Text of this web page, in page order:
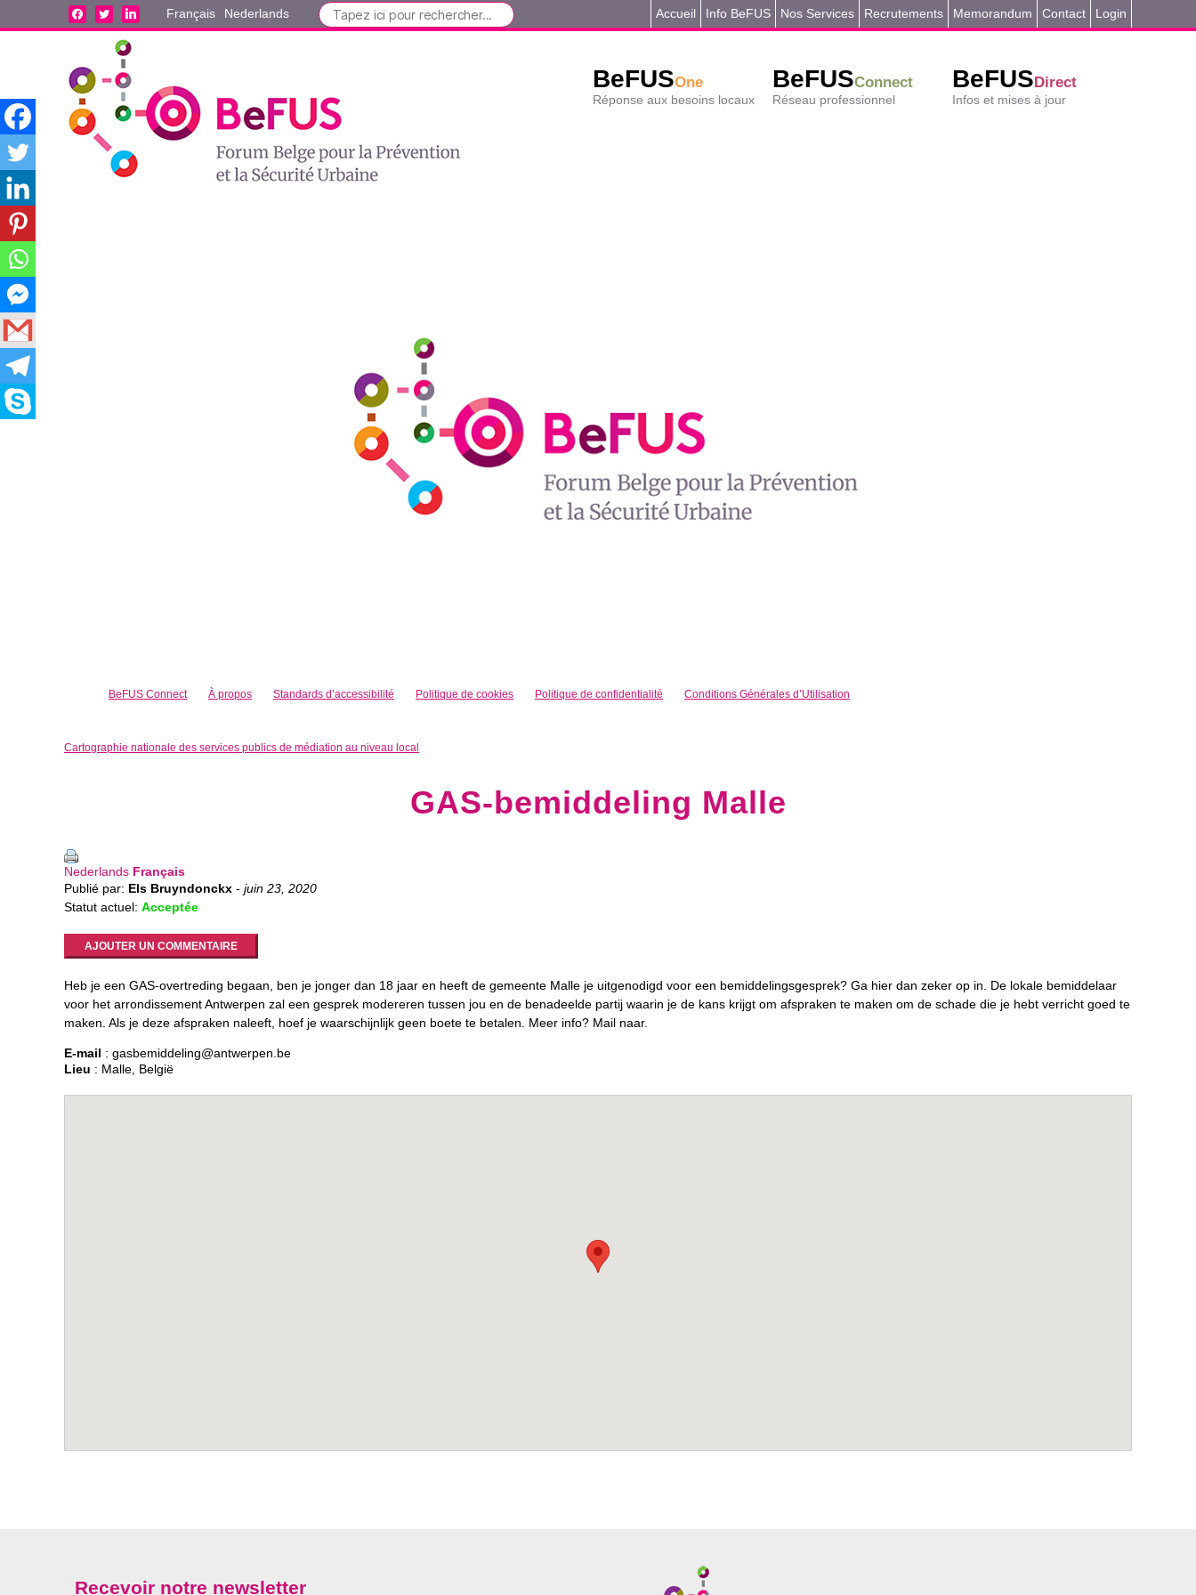
Accueil Info BeFUS Nos Services Recrutements Memorandum Contact Login
facebooktwitterlinkedin Français Nederlands
Search
for:
BeFUSOne
Réponse aux besoins locaux
BeFUSConnect
Réseau professionnel
BeFUS Direct
Infos et mises à jour
BeFUS Connect À propos Standards d’accessibilité Politique de cookies Politique de confidentialité Conditions Générales d’Utilisation
Cartographie nationale des services publics de médiation au niveau local
GAS-bemiddeling Malle
Nederlands Français
Publié par: Els Bruyndonckx - juin 23, 2020
Statut actuel: Acceptée
AJOUTER UN COMMENTAIRE
Heb je een GAS-overtreding begaan, ben je jonger dan 18 jaar en heeft de gemeente Malle je uitgenodigd voor een bemiddelingsgesprek? Ga hier dan zeker op in. De lokale bemiddelaar
voor het arrondissement Antwerpen zal een gesprek modereren tussen jou en de benadeelde partij waarin je de kans krijgt om afspraken te maken om de schade die je hebt verricht goed te
maken. Als je deze afspraken naleeft, hoef je waarschijnlijk geen boete te betalen. Meer info? Mail naar.
E-mail : gasbemiddeling@antwerpen.be
Lieu : Malle, België
Recevoir notre newsletter